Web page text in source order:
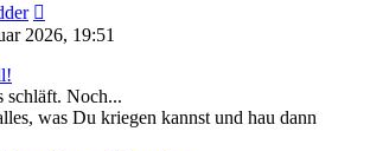
Beitrag
2026, 19:51
schläft. Noch...
was Du kriegen kannst und hau dann